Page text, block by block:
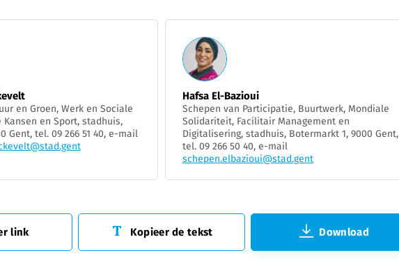
en Groen, Werk en Sociale
Kansen en Sport, stadhuis,
Gent, tel. 09 266 51 40, e-mail
Hafsa El-Bazioui
Schepen van Participatie, Buurtwerk, Mondiale
Solidariteit, Facilitair Management en
Digitalisering, stadhuis, Botermarkt 1, 9000 Gent,
tel. 09 266 50 40, e-mail
schepen.elbazioui@stad.gent
link Kopieer de tekst Download